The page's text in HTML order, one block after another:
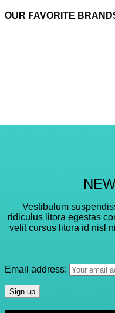
OUR FAVORITE
Vestibulum
ridiculus litora egestas
velit cursus litora id nisl
Email address: